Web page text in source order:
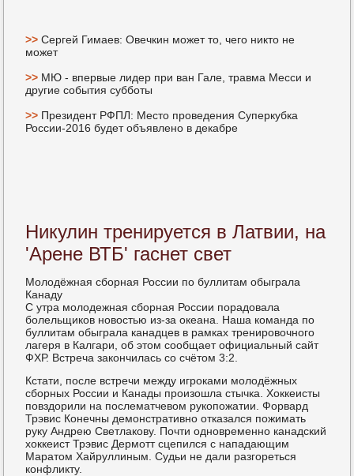
>>Сергей Гимаев: Овечкин может то, чего никто не
может
>> МЮ - впервые лидер при ван Гале, травма Месси и
другие события субботы
>> Президент РФПЛ: Место проведения Суперкубка
России-2016 будет объявлено в декабре
Никулин тренируется в Латвии, на
'Арене ВТБ' гаснет свет
Молодёжная сборная России по буллитам обыграла
Канаду
С утра молодежная сборная России порадовала
болельщиков новостью из-за океана. Наша команда по
буллитам обыграла канадцев в рамках тренировочного
лагеря в Калгари, об этом сообщает официальный сайт
ФХР. Встреча закончилась со счётом 3:2.
Кстати, после встречи между игроками молодёжных
сборных России и Канады произошла стычка. Хоккеисты
повздорили на послематчевом рукопожатии. Форвард
Трэвис Конечны демонстративно отказался пожимать
руку Андрею Светлакову. Почти одновременно канадский
хоккеист Трэвис Дермотт сцепился с нападающим
Маратом Хайруллиным. Судьи не дали разгореться
конфликту.